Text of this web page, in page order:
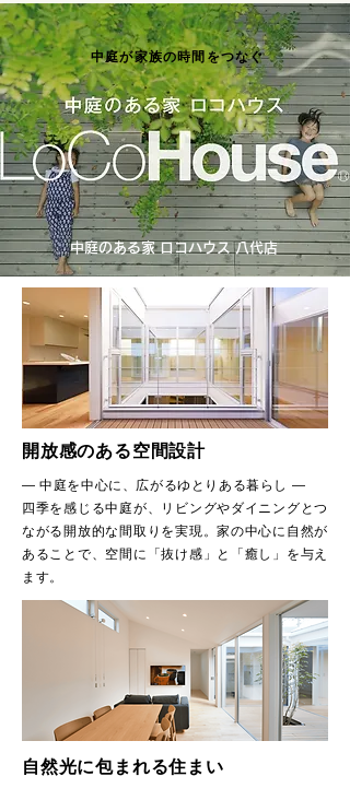
中庭が家族の時間をつなぐ
中庭のある家 ロコハウス 八代店
開放感のある空間設計
― 中庭を中心に、広がるゆとりある暮らし ―
四季を感じる中庭が、リビングやダイニングとつ
ながる開放的な間取りを実現。家の中心に自然が
あることで、空間に「抜け感」と「癒し」を与え
ます。
自然光に包まれる住まい